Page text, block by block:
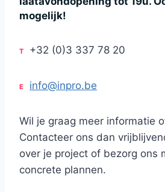
mogelijk!
T +32 (0)3 337 78 20
E info@inpro.be
Wil je graag meer informatie
Contacteer ons dan
over je project of bezorg ons
concrete plannen.